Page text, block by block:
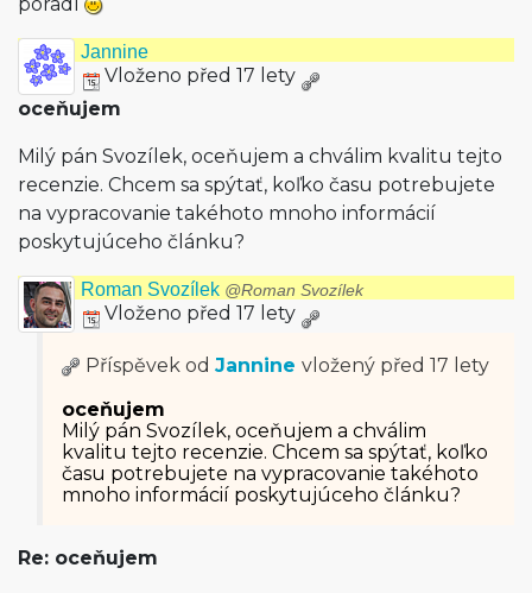
Jannine
Vloženo před 17 lety
oceňujem
Milý pán Svozílek, oceňujem a chválim kvalitu tejto
recenzie. Chcem sa spýtať, koľko času potrebujete
na vypracovanie takéhoto mnoho informácií
poskytujúceho článku?
Roman Svozílek @Roman Svozílek
Vloženo před 17 lety
Příspěvek od Jannine vložený před 17 lety
oceňujem
Milý pán Svozílek, oceňujem a chválim
kvalitu tejto recenzie. Chcem sa spýtať, koľko
času potrebujete na vypracovanie takéhoto
mnoho informácií poskytujúceho článku?
Re: oceňujem